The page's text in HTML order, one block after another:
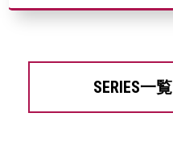
SERIES一覧